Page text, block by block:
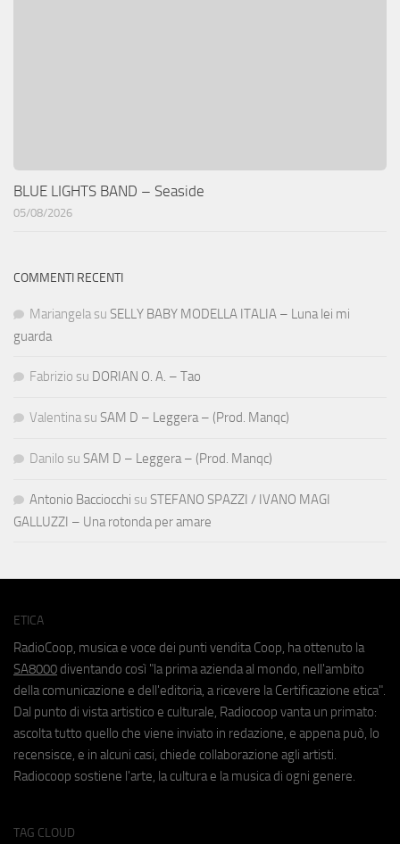
BLUE LIGHTS BAND – Seaside
05/08/2026
COMMENTI RECENTI
Mariangela su SELLY BABY MODELLA ITALIA – Luna lei mi
guarda
Fabrizio su DORIAN O. A. – Tao
Valentina su SAM D – Leggera – (Prod. Manqc)
Danilo su SAM D – Leggera – (Prod. Manqc)
Antonio Bacciocchi su STEFANO SPAZZI / IVANO MAGI
GALLUZZI – Una rotonda per amare
ETICA
RadioCoop, musica e voce dei punti vendita Coop, ha ottenuto la
SA8000 diventando così "la prima azienda al mondo, nell'ambito
della comunicazione e dell'editoria, a ricevere la Certificazione etica".
Dal punto di vista artistico e culturale, Radiocoop vanta un primato:
ascolta tutto quello che viene inviato in redazione, e appena può, lo
recensisce, e in alcuni casi, chiede collaborazione agli artisti.
Radiocoop sostiene l'arte, la cultura e la musica di ogni genere.
TAG CLOUD